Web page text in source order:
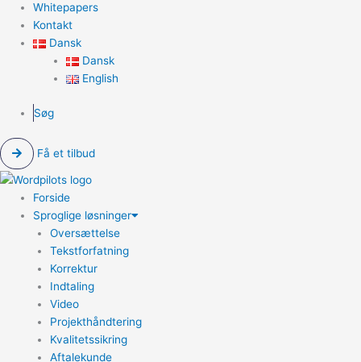
Whitepapers
Kontakt
Dansk
Dansk
English
Søg
Få et tilbud
Forside
Sproglige løsninger
Oversættelse
Tekstforfatning
Korrektur
Indtaling
Video
Projekthåndtering
Kvalitetssikring
Aftalekunde